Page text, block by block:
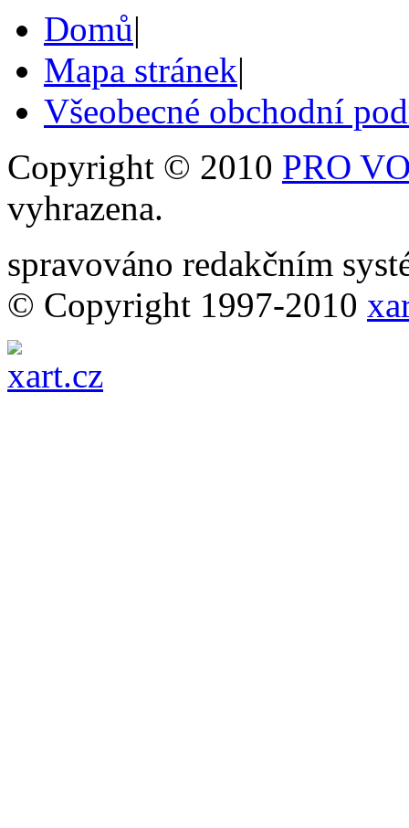
Domů|
Mapa stránek|
Všeobecné obchodní
Copyright © 2010 PRO
vyhrazena.
spravováno redakčním
© Copyright 1997-2010